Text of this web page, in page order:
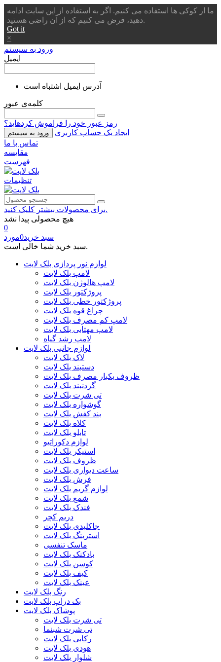
ما از کوکی ها استفاده می کنیم. اگر به استفاده از این سایت ادامه
دهید، فرض می کنیم که از آن راضی هستید.
Got it
×
ورود به سیستم
ایمیل
آدرس ایمیل اشتباه است
کلمه‌ی عبور
رمز عبور خود را فراموش کردهاید؟
ورود به سیستم
ایجاد یک حساب کاربری
تماس با ما
مقایسه
فهرست
تنظیمات
برای محصولات بیشتر کلیک کنید.
هیچ محصولی پیدا نشد
0
سبد خرید0مورد
سبد خرید شما خالی است.
لوازم نور پردازی بلک لایت
لامپ بلک لایت
لامپ هالوژن بلک لایت
پروژکتور بلک لایت
پروژکتور خطی بلک لایت
چراغ قوه بلک لایت
لامپ کم مصرف بلک لایت
لامپ مهتابی بلک لایت
لامپ رشد گیاه
لوازم جانبی بلک لایت
لاک بلک لایت
دستبند بلک لایت
ظروف یکبار مصرف بلک لایت
گردنبند بلک لایت
تی شرت بلک لایت
گوشواره بلک لایت
بند کفش بلک لایت
کلاه بلک لایت
تابلو بلک لایت
لوازم دکوراتیو
استیکر بلک لایت
ظروف بلک لایت
ساعت دیواری بلک لایت
فرش بلک لایت
لوازم گریم بلک لایت
شمع بلک لایت
فندک بلک لایت
دریم کچر
جاکلیدی بلک لایت
استرینگ بلک لایت
ماسک تنفسی
بادکنک بلک لایت
کوسن بلک لایت
کیف بلک لایت
عینک بلک لایت
رنگ بلک لایت
بک دراپ بلک لایت
پوشاک بلک لایت
تی شرت بلک لایت
تی شرت شبنما
رکابی بلک لایت
هودی بلک لایت
شلوار بلک لایت